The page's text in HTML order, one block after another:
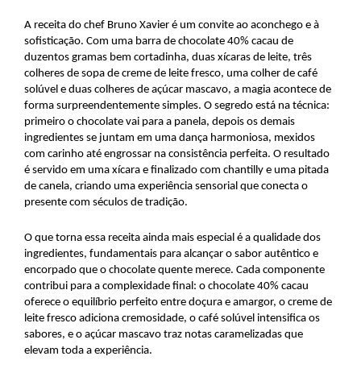
A receita do chef Bruno Xavier é um convite ao aconchego e à
sofisticação. Com uma barra de chocolate 40% cacau de
duzentos gramas bem cortadinha, duas xícaras de leite, três
colheres de sopa de creme de leite fresco, uma colher de café
solúvel e duas colheres de açúcar mascavo, a magia acontece de
forma surpreendentemente simples. O segredo está na técnica:
primeiro o chocolate vai para a panela, depois os demais
ingredientes se juntam em uma dança harmoniosa, mexidos
com carinho até engrossar na consistência perfeita. O resultado
é servido em uma xícara e finalizado com chantilly e uma pitada
de canela, criando uma experiência sensorial que conecta o
presente com séculos de tradição.
O que torna essa receita ainda mais especial é a qualidade dos
ingredientes, fundamentais para alcançar o sabor autêntico e
encorpado que o chocolate quente merece. Cada componente
contribui para a complexidade final: o chocolate 40% cacau
oferece o equilíbrio perfeito entre doçura e amargor, o creme de
leite fresco adiciona cremosidade, o café solúvel intensifica os
sabores, e o açúcar mascavo traz notas caramelizadas que
elevam toda a experiência.